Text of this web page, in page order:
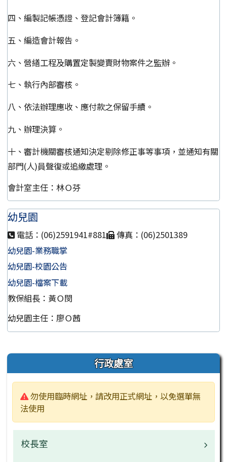
四、編製記帳憑證、登記會計簿籍。
五、編造會計報告。
六、營繕工程及購置定製變賣財物案件之監辦。
七、執行內部審核。
八、依法辦理應收、應付款之保留手續。
九、辦理決算。
十、審計機關審核通知決定剔除修正事等事項，並通知有關
部門(人)員聲復或追繳處理。
會計室主任：林Ｏ芬
幼兒園
電話：(06)2591941#881
傳真：(06)2501389
幼兒園-業務職掌
幼兒園-校園公告
幼兒園-檔案下載
教保組長：黃Ｏ閔
幼兒園主任：廖Ｏ茜
左邊區域內容 行政處室
警告:
勿使用臨時網址，請改用正式網址，以免選單無
法使用
校長室